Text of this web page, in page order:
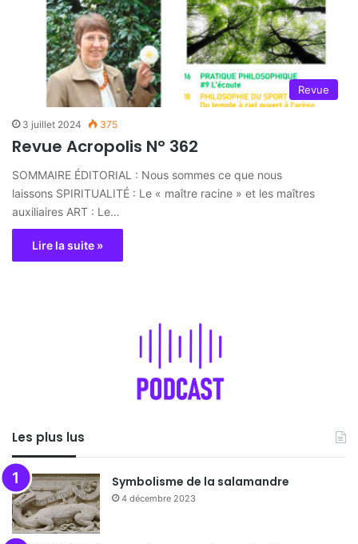
Revue
3 juillet 2024 375
Revue Acropolis N° 362
SOMMAIRE ÉDITORIAL : Nous sommes ce que nous
laissons SPIRITUALITÉ : Le « maître racine » et les maîtres
auxiliaires ART : Le…
Lire la suite »
Les plus lus
Symbolisme de la salamandre
4 décembre 2023